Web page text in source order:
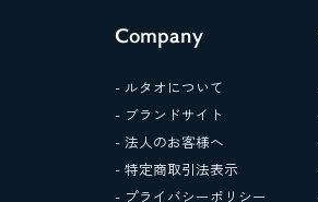
Company
- ルタオについて
- ブランドサイト
- 法人のお客様へ
- 特定商取引法表示
- プライバシーポリシー